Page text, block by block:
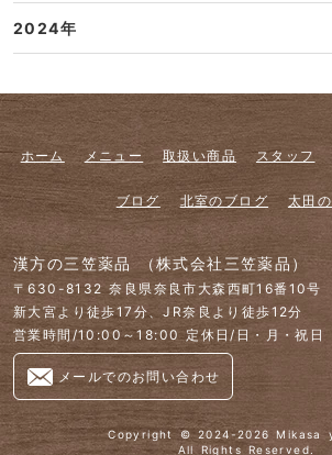
2024年
ホーム メニュー 取扱い商品 スタッフ
ブログ 北室のブログ 太田
漢方の三笠薬品 （株式会社三笠薬品）
〒630-8132 奈良県奈良市大森西町16番10号
新大宮より徒歩17分、JR奈良より徒歩12分
営業時間/10:00～18:00 定休日/日・月・祝日
メールでのお問い合わせ
Copyright© 2024-2026
Mikasa
All Rights Reserved.